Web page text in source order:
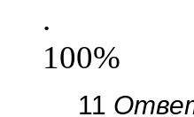
.
100%
11